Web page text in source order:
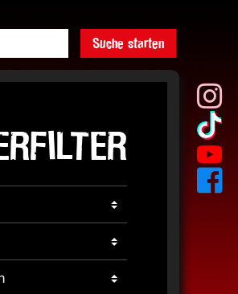
Suche starten